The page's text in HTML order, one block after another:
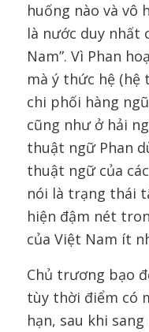
huống nào và vô
là nước duy nhất
Nam”. Vì Phan
mà ý thức hệ
chi phối hàng
cũng như ở hải
thuật ngữ Phan
thuật ngữ của
nói là trạng thái
hiện đậm nét
của Việt Nam ít
Chủ trương bạo
tùy thời điểm có
hạn, sau khi